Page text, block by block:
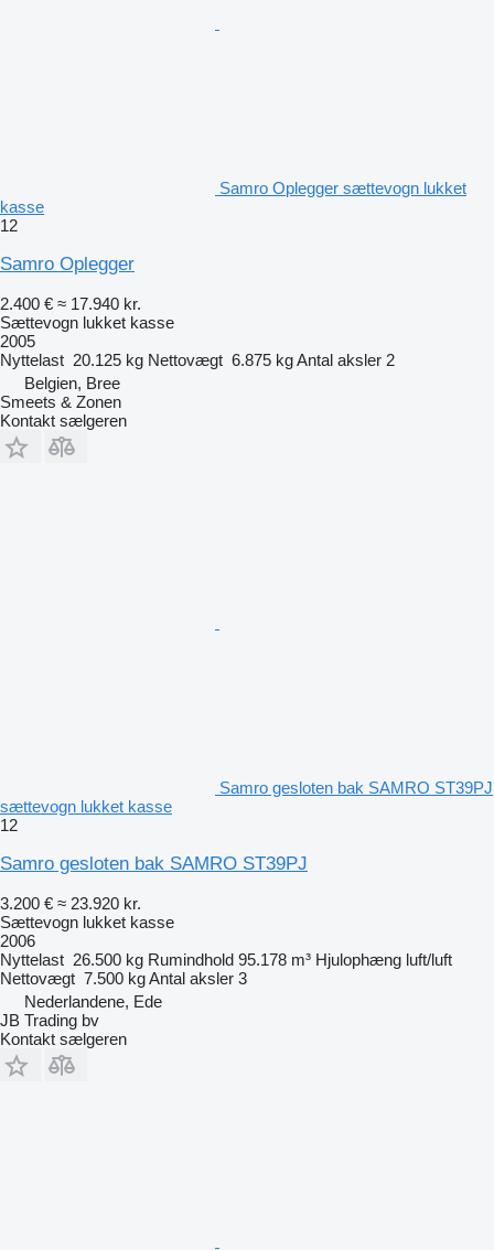
Samro Oplegger sættevogn lukket
kasse
12
Samro Oplegger
2.400 € ≈ 17.940 kr.
Sættevogn lukket kasse
2005
Nyttelast 20.125 kg Nettovægt 6.875 kgAntal aksler 2
Belgien, Bree
Smeets & Zonen
Kontakt sælgeren
Samro gesloten bak SAMRO ST39PJ
sættevogn lukket kasse
12
Samro gesloten bak SAMRO ST39PJ
3.200 € ≈ 23.920 kr.
Sættevogn lukket kasse
2006
Nyttelast 26.500 kg Rumindhold 95.178 m³ Hjulophæng luft/luft
Nettovægt 7.500 kgAntal aksler 3
Nederlandene, Ede
JB Trading bv
Kontakt sælgeren